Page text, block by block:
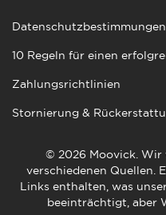
© 2026 Moovick. Wir
verschiedenen Quellen.
Links enthalten, was
beeinträchtigt, aber
Datenschutzbestimmungen
10 Regeln für einen
Zahlungsrichtlinien
Stornierung &